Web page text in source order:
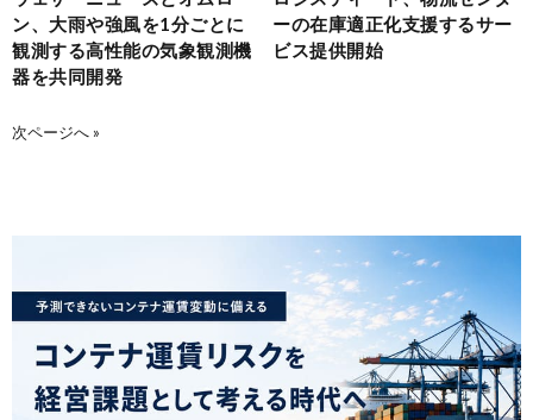
ン、大雨や強風を1分ごとに
観測する高性能の気象観測機
器を共同開発
ーの在庫適正化支援するサー
ビス提供開始
次ページへ »